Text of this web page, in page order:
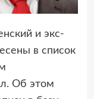
и экс-
в список
Об этом